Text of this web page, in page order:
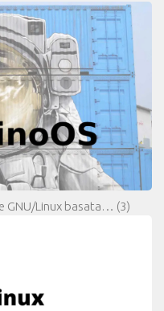
GNU/Linux basata… (3)